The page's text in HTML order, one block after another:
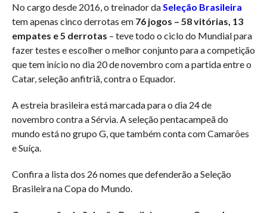
No cargo desde 2016, o treinador da Seleção Brasileira
tem apenas cinco derrotas em 76 jogos – 58 vitórias, 13
empates e 5 derrotas – teve todo o ciclo do Mundial para
fazer testes e escolher o melhor conjunto para a competição
que tem início no dia 20 de novembro com a partida entre o
Catar, seleção anfitriã, contra o Equador.
A estreia brasileira está marcada para o dia 24 de
novembro contra a Sérvia. A seleção pentacampeã do
mundo está no grupo G, que também conta com Camarões
e Suíça.
Confira a lista dos 26 nomes que defenderão a Seleção
Brasileira na Copa do Mundo.